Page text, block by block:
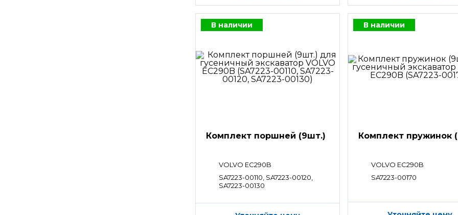
В наличии
Комплект поршней (9шт.)
VOLVO EC290B
SA7223-00110, SA7223-00120,
SA7223-00130
В наличии
Комплект пружинок
VOLVO EC290B
SA7223-00170